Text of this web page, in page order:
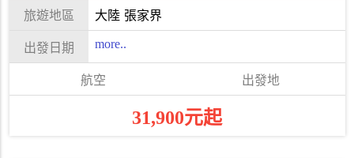
大陸 張家界
more..
31,900元起